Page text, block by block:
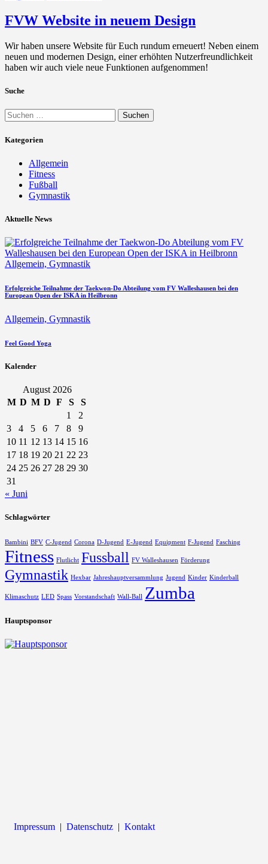
FVW Website in neuem Design
Wir haben unsere Website für Euch rundum erneuert! Neben einem
neuen und modernen Design, einer erhöhten Nutzerfreundlichkeit
haben wir auch viele neue Funktionen aufgenommen!
Suche
Kategorien
Allgemein
Fitness
Fußball
Gymnastik
Aktuelle News
Allgemein, Gymnastik
Erfolgreiche Teilnahme der Taekwon-Do Abteilung vom FV Walleshausen bei den
European Open der ISKA in Heilbronn
Allgemein, Gymnastik
Feel Good Yoga
Kalender
August 2026
M D M D F S
S
1
2
3
4 5 6 7 8
9
10 11 12 13 14 15 16
17 18 19 20 21 22 23
24 25 26 27 28 29 30
31
« Juni
Schlagwörter
Bambini BFV C-Jugend Corona D-Jugend E-Jugend Equipment F-Jugend Fasching
Fitness Flutlicht Fussball FV Walleshausen Förderung
Gymnastik Hexbar Jahreshauptversammlung Jugend Kinder Kinderball
Klimaschutz LED Spass Vorstandschaft Wall-Ball Zumba
Hauptsponsor
Impressum | Datenschutz | Kontakt